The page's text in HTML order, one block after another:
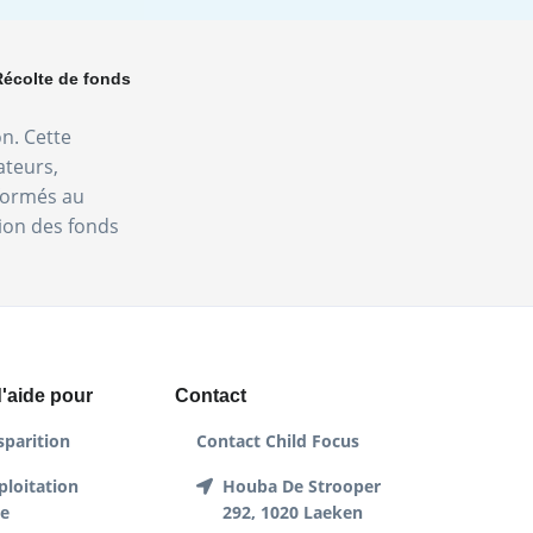
de fonds
Cette
au
des fonds
pour Contact
Contact Child Focus
Houba De Strooper
292, 1020 Laeken